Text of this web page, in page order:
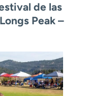
de las
Peak –